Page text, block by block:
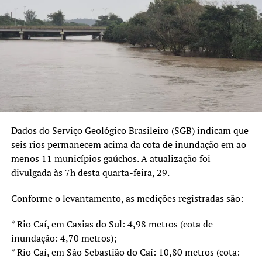
Turuçu
– Falta de energia elétrica.
No litoral gaúcho, a Marinha do Brasil emitiu alerta de
ressaca com ondas de 2,5 a 3,5 metros, intensificando
ainda mais os riscos à população costeira.
Previsão para os próximos dias
Naterça-feira, 29, uma massa de ar polar avança sobre o
estado, mantendo as temperaturas em declínio. A
previsão indica continuidade de chuva isolada em áreas
como a Região Metropolitana, Litoral Norte, Serra e
Norte, por conta da circulação de umidade trazida do
oceano. Em outras regiões, o tempo tende a firmar.
quinta-feira, 31
, o tempo deverá
permanecer estável em todo o território gaúcho, sem
previsão de chuvas. O frio, no entanto, continuará, com
temperaturas baixas devido à presença da massa polar.
Dados do Serviço Geológico Brasileiro (SGB) indicam que
seis rios permanecem acima da cota de inundação em ao
menos 11 municípios gaúchos. A atualização foi
divulgada às 7h desta quarta-feira, 29.
Conforme o levantamento, as medições registradas são:
* Rio Caí, em Caxias do Sul: 4,98 metros (cota de
inundação: 4,70 metros);
* Rio Caí, em São Sebastião do Caí: 10,80 metros (cota: